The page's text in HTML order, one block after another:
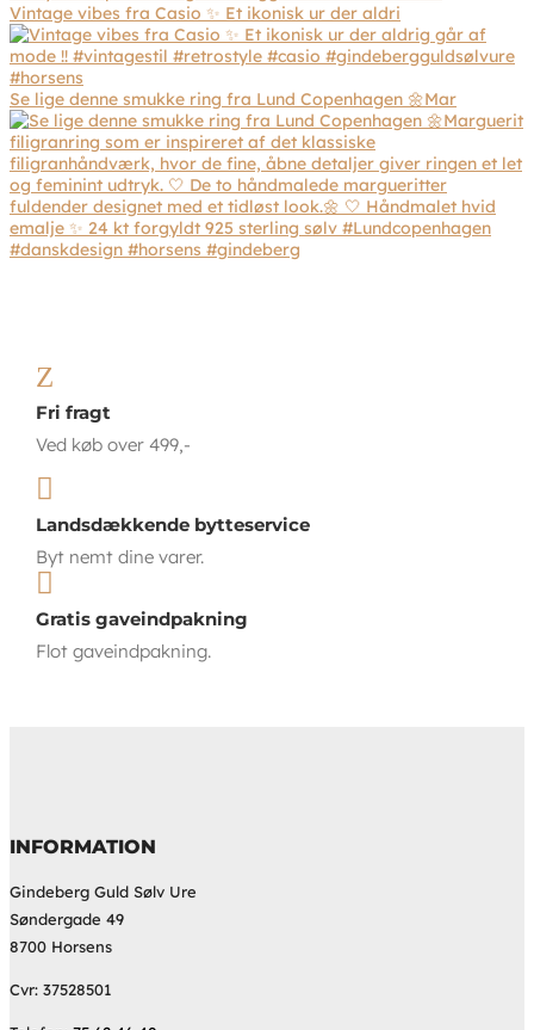
Vintage vibes fra Casio ✨ Et ikonisk ur der aldri
Se lige denne smukke ring fra Lund Copenhagen 🌼Mar
Z
Fri fragt
Ved køb over 499,-

Landsdækkende bytteservice
Byt nemt dine varer.

Gratis gaveindpakning
Flot gaveindpakning.
INFORMATION
Gindeberg Guld Sølv Ure
Søndergade 49
8700 Horsens
Cvr: 37528501